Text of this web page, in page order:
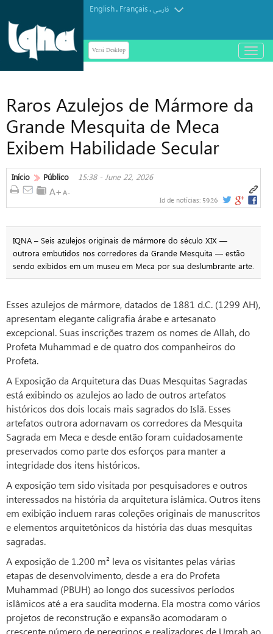
English. Français.فارسی
Versi Desktop
باز
و
منوRaros Azulejos de Mármore da
Grande Mesquita de Meca
Exibem Habilidade Secular
Início Público 15:38 - June 22, 2026
Id de notícias: 5926
IQNA – Seis azulejos originais de mármore do século XIX —
outrora embutidos nos corredores da Grande Mesquita — estão
sendo exibidos em um museu em Meca por sua deslumbrante arte.
Esses azulejos de mármore, datados de 1881 d.C. (1299 AH),
apresentam elegante caligrafia árabe e artesanato
excepcional. Suas inscrições trazem os nomes de Allah, do
Profeta Muhammad e de quatro dos companheiros do
Profeta.
A Exposição da Arquitetura das Duas Mesquitas Sagradas
está exibindo os azulejos ao lado de outros artefatos
históricos dos dois locais mais sagrados do Islã. Esses
artefatos outrora adornavam os corredores da Mesquita
Sagrada em Meca e desde então foram cuidadosamente
preservados como parte dos esforços para manter a
integridade dos itens históricos.
A exposição tem sido visitada por pesquisadores e outros
interessados na história da arquitetura islâmica. Outros itens
em exibição incluem raras coleções originais de manuscritos
e elementos arquitetônicos da história das duas mesquitas
sagradas.
A exposição de 1.200 m² leva os visitantes pelas várias
etapas de desenvolvimento, desde a era do Profeta
Muhammad (PBUH) ao longo dos sucessivos períodos
islâmicos até a era saudita moderna. Ela mostra como vários
projetos de reconstrução e expansão acomodaram o